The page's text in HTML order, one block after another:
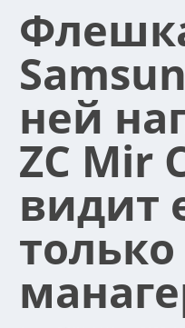
ней
ZC Mir
видит